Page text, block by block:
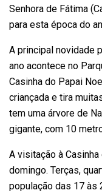
Senhora de Fátima
para esta época do
A principal novidade
ano acontece no
Casinha do Papai
criançada e tira
tem uma árvore de
gigante, com 10
A visitação à
domingo. Terças,
população das 17 às